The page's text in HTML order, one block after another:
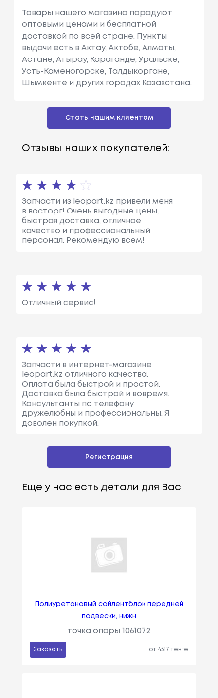
Товары нашего магазина порадуют
оптовыми ценами и бесплатной
доставкой по всей стране. Пункты
выдачи есть в Актау, Актобе, Алматы,
Астане, Атырау, Караганде, Уральске,
Усть-Каменогорске, Талдыкоргане,
Шымкенте и других городах Казахстана.
Стать нашим клиентом
Отзывы наших покупателей:
Запчасти из leopart.kz привели меня
в восторг! Очень выгодные цены,
быстрая доставка, отличное
качество и профессиональный
персонал. Рекомендую всем!
Отличный сервис!
Запчасти в интернет-магазине
leopart.kz отличного качества.
Оплата была быстрой и простой.
Доставка была быстрой и вовремя.
Консультанты по телефону
дружелюбны и профессиональны. Я
доволен покупкой.
Регистрация
Еще у нас есть детали для Вас:
Полиуретановый сайлентблок передней
подвески, нижн
точка опоры 1061072
Заказать от 4517 тенге